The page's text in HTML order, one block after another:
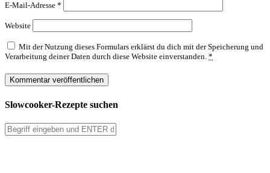
E-Mail-Adresse *
Website
Mit der Nutzung dieses Formulars erklärst du dich mit der Speicherung und
Verarbeitung deiner Daten durch diese Website einverstanden. *
Slowcooker-Rezepte suchen